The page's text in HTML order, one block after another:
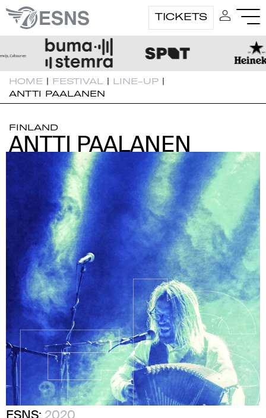
TICKETS
HOME | FESTIVAL | LINE-UP |
ANTTI PAALANEN
FINLAND
ANTTI PAALANEN
ANTTI PAALANEN
ESNS: 2020